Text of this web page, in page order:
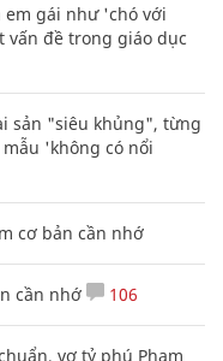
em gái như 'chó với
đề trong giáo dục
sản "siêu khủng", từng
'không có nổi
cơ bản cần nhớ
cần nhớ 106
vợ tỷ phú Phạm